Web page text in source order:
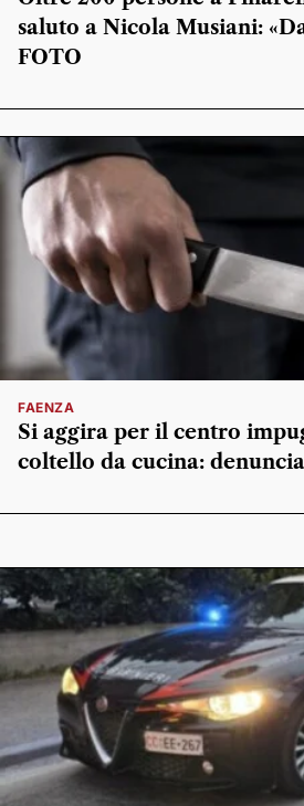
saluto a Nicola Musiani:
FOTO
FAENZA
Si aggira per il centro
coltello da cucina: